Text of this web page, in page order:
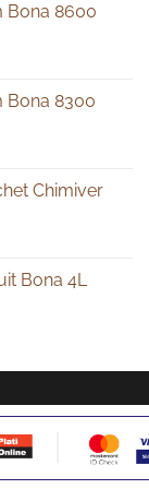
Bona 8600
Bona 8300
Chimiver
Bona 4L